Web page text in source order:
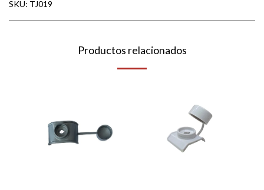
SKU: TJ019
Productos relacionados